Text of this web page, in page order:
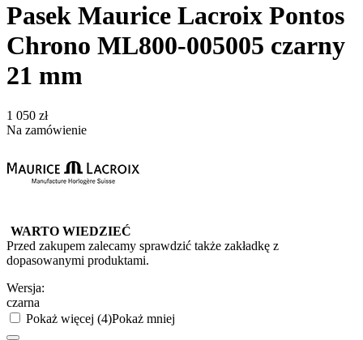
Pasek Maurice Lacroix Pontos
Chrono ML800-005005 czarny
21 mm
‍1 050‍ zł
Na zamówienie
WARTO WIEDZIEĆ
Przed zakupem zalecamy sprawdzić także zakładkę z
dopasowanymi produktami.
Wersja:
czarna
Pokaż więcej (4)Pokaż mniej